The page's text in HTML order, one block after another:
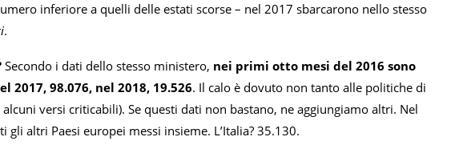
inferiore a quelli delle estati scorse – nel 2017 sbarcarono nello stesso
.
Secondo i dati dello stesso ministero, nei primi otto mesi del 2016 sono
98.076, nel 2018, 19.526. Il calo è dovuto non tanto alle politiche di
versi criticabili). Se questi dati non bastano, ne aggiungiamo altri. Nel
altri Paesi europei messi insieme. L’Italia? 35.130.